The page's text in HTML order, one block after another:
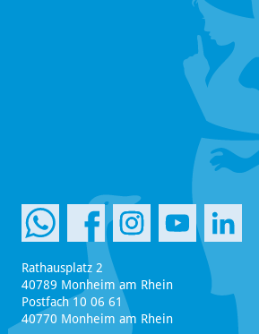
Rathausplatz 2
40789 Monheim am Rhein
Postfach 10 06 61
40770 Monheim am Rhein